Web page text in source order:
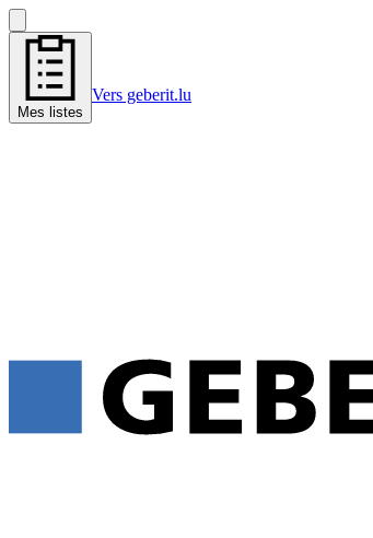
Mes listes
Vers geberit.lu